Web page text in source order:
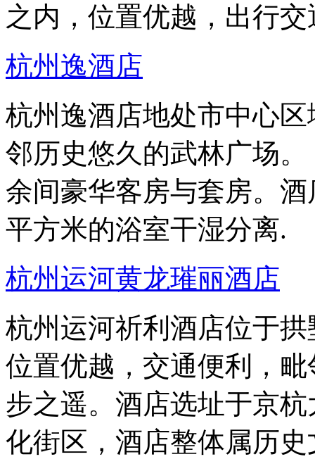
之内，位置优越，出行
杭州逸酒店
杭州逸酒店地处市中心
邻历史悠久的武林广场
余间豪华客房与套房。
平方米的浴室干湿分离.
杭州运河黄龙璀丽酒店
杭州运河祈利酒店位于
位置优越，交通便利，毗
步之遥。酒店选址于京
化街区，酒店整体属历